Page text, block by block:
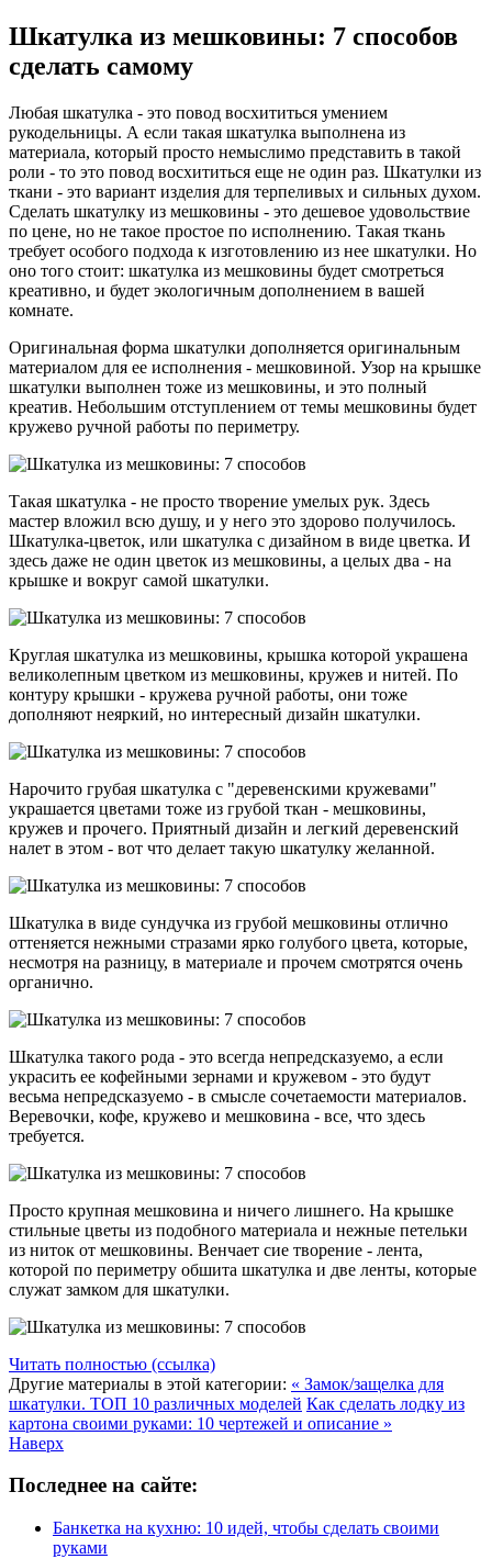
Шкатулка из мешковины: 7 способов
сделать самому
Любая шкатулка - это повод восхититься умением
рукодельницы. А если такая шкатулка выполнена из
материала, который просто немыслимо представить в такой
роли - то это повод восхититься еще не один раз. Шкатулки из
ткани - это вариант изделия для терпеливых и сильных духом.
Сделать шкатулку из мешковины - это дешевое удовольствие
по цене, но не такое простое по исполнению. Такая ткань
требует особого подхода к изготовлению из нее шкатулки. Но
оно того стоит: шкатулка из мешковины будет смотреться
креативно, и будет экологичным дополнением в вашей
комнате.
Оригинальная форма шкатулки дополняется оригинальным
материалом для ее исполнения - мешковиной. Узор на крышке
шкатулки выполнен тоже из мешковины, и это полный
креатив. Небольшим отступлением от темы мешковины будет
кружево ручной работы по периметру.
Такая шкатулка - не просто творение умелых рук. Здесь
мастер вложил всю душу, и у него это здорово получилось.
Шкатулка-цветок, или шкатулка с дизайном в виде цветка. И
здесь даже не один цветок из мешковины, а целых два - на
крышке и вокруг самой шкатулки.
Круглая шкатулка из мешковины, крышка которой украшена
великолепным цветком из мешковины, кружев и нитей. По
контуру крышки - кружева ручной работы, они тоже
дополняют неяркий, но интересный дизайн шкатулки.
Нарочито грубая шкатулка с "деревенскими кружевами"
украшается цветами тоже из грубой ткан - мешковины,
кружев и прочего. Приятный дизайн и легкий деревенский
налет в этом - вот что делает такую шкатулку желанной.
Шкатулка в виде сундучка из грубой мешковины отлично
оттеняется нежными стразами ярко голубого цвета, которые,
несмотря на разницу, в материале и прочем смотрятся очень
органично.
Шкатулка такого рода - это всегда непредсказуемо, а если
украсить ее кофейными зернами и кружевом - это будут
весьма непредсказуемо - в смысле сочетаемости материалов.
Веревочки, кофе, кружево и мешковина - все, что здесь
требуется.
Просто крупная мешковина и ничего лишнего. На крышке
стильные цветы из подобного материала и нежные петельки
из ниток от мешковины. Венчает сие творение - лента,
которой по периметру обшита шкатулка и две ленты, которые
служат замком для шкатулки.
Читать полностью (ссылка)
Другие материалы в этой категории: « Замок/защелка для
шкатулки. ТОП 10 различных моделей Как сделать лодку из
картона своими руками: 10 чертежей и описание »
Наверх
Последнее на сайте:
Банкетка на кухню: 10 идей, чтобы сделать своими
руками